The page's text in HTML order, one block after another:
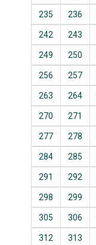
235 236
242 243
249 250
256 257
263 264
270 271
277 278
284 285
291 292
298 299
305 306
312 313